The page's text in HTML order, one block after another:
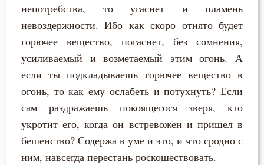
Чудо
непотребства, то угаснет и пламень
невоздержности. Ибо как скоро отнято будет
горючее вещество, погаснет, без сомнения,
усиливаемый и возметаемый этим огонь. А
если ты подкладываешь горючее вещество в
огонь, то как ему ослабеть и потухнуть? Если
сам раздражаешь покоящегося зверя, кто
укротит его, когда он встревожен и пришел в
бешенство? Содержа в уме и это, и что сродно с
ним, навсегда перестань роскошествовать.